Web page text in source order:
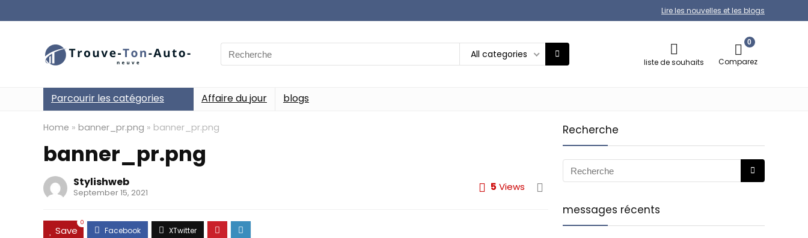
Lire les nouvelles et les blogs
Search
for:
All categories
liste de souhaits
0
Comparez
Parcourir les catégories Affaire du jour blogs
Home » banner_pr.png » banner_pr.png
banner_pr.png
Stylishweb
September 15, 2021 5 Views
Save
0
Recherche
messages récents